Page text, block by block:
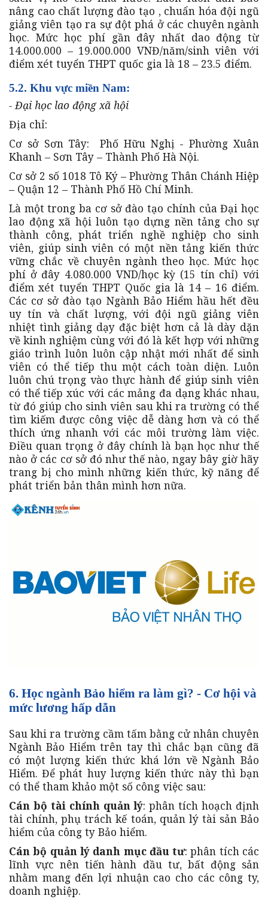
nâng cao chất lượng đào tạo , chuẩn hóa đội ngũ
giảng viên tạo ra sự đột phá ở các chuyên ngành
học. Mức học phí gần đây nhất dao động từ
14.000.000 – 19.000.000 VNĐ/năm/sinh viên với
điểm xét tuyển THPT quốc gia là 18 – 23.5 điểm.
5.2. Khu vực miền Nam:
- Đại học lao động xã hội
Địa chỉ:
Cơ sở Sơn Tây: Phố Hữu Nghị - Phường Xuân
Khanh – Sơn Tây – Thành Phố Hà Nội.
Cơ sở 2 số 1018 Tô Ký – Phường Thân Chánh Hiệp
– Quận 12 – Thành Phố Hồ Chí Minh.
Là một trong ba cơ sở đào tạo chính của Đại học
lao động xã hội luôn tạo dựng nền tảng cho sự
thành công, phát triển nghề nghiệp cho sinh
viên, giúp sinh viên có một nền tảng kiến thức
vững chắc về chuyên ngành theo học. Mức học
phí ở đây 4.080.000 VND/học kỳ (15 tín chỉ) với
điểm xét tuyển THPT Quốc gia là 14 – 16 điểm.
Các cơ sở đào tạo Ngành Bảo Hiểm hầu hết đều
uy tín và chất lượng, với đội ngũ giảng viên
nhiệt tình giảng dạy đặc biệt hơn cả là dày dặn
về kinh nghiệm cùng với đó là kết hợp với những
giáo trình luôn luôn cập nhật mới nhất để sinh
viên có thể tiếp thu một cách toàn diện. Luôn
luôn chú trọng vào thực hành để giúp sinh viên
có thể tiếp xúc với các mảng đa dạng khác nhau,
từ đó giúp cho sinh viên sau khi ra trường có thể
tìm kiếm được công việc dễ dàng hơn và có thể
thích ứng nhanh với các môi trường làm việc.
Điều quan trọng ở đây chính là bạn học như thế
nào ở các cơ sở đó như thế nào, ngay bây giờ hãy
trang bị cho mình những kiến thức, kỹ năng để
phát triển bản thân mình hơn nữa.
6. Học ngành Bảo hiểm ra làm gì? - Cơ hội và
mức lương hấp dẫn
Sau khi ra trường cầm tấm bằng cử nhân chuyên
Ngành Bảo Hiểm trên tay thì chắc bạn cũng đã
có một lượng kiến thức khá lớn về Ngành Bảo
Hiểm. Để phát huy lượng kiến thức này thì bạn
có thể tham khảo một số công việc sau:
Cán bộ tài chính quản lý: phân tích hoạch định
tài chính, phụ trách kế toán, quản lý tài sản Bảo
hiểm của công ty Bảo hiểm.
Cán bộ quản lý danh mục đầu tư: phân tích các
lĩnh vực nên tiến hành đầu tư, bất động sản
nhằm mang đến lợi nhuận cao cho các công ty,
doanh nghiệp.